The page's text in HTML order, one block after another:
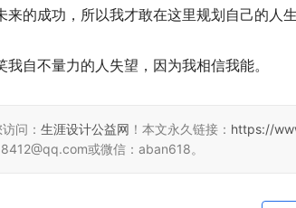
来的成功，所以我才敢在这里规划自己的人生
我自不量力的人失望，因为我相信我能。
问： 生涯设计公益网 ！本文永久链接： https://
或微信：aban618。